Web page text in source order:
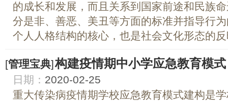
的成长和发展，而且关系到国家前途和民族
分是非、善恶、美丑等方面的标准并指导行
个人人格结构的核心，也是社会文化形态的
[管理宝典]构建疫情期中小学应急教育模式
日期： 2020-02-25
重大传染病疫情期学校应急教育模式建构是